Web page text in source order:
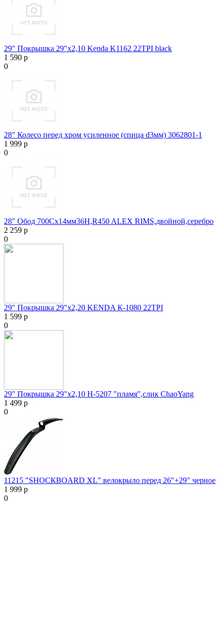
29" Покрышка 29"х2,10 Kenda K1162 22TPI black
1 590 р
0
28" Колесо перед хром усиленное (спица d3мм) 3062801-1
1 999 р
0
28" Обод 700Cx14мм36H,R450 ALEX RIMS,двойной,серебро
2 259 р
0
29" Покрышка 29"х2,20 KENDA К-1080 22TPI
1 599 р
0
29" Покрышка 29"х2,10 H-5207 "пламя",слик ChaoYang
1 499 р
0
11215 "SHOCКBOARD XL" велокрыло перед 26"+29" черное
1 999 р
0